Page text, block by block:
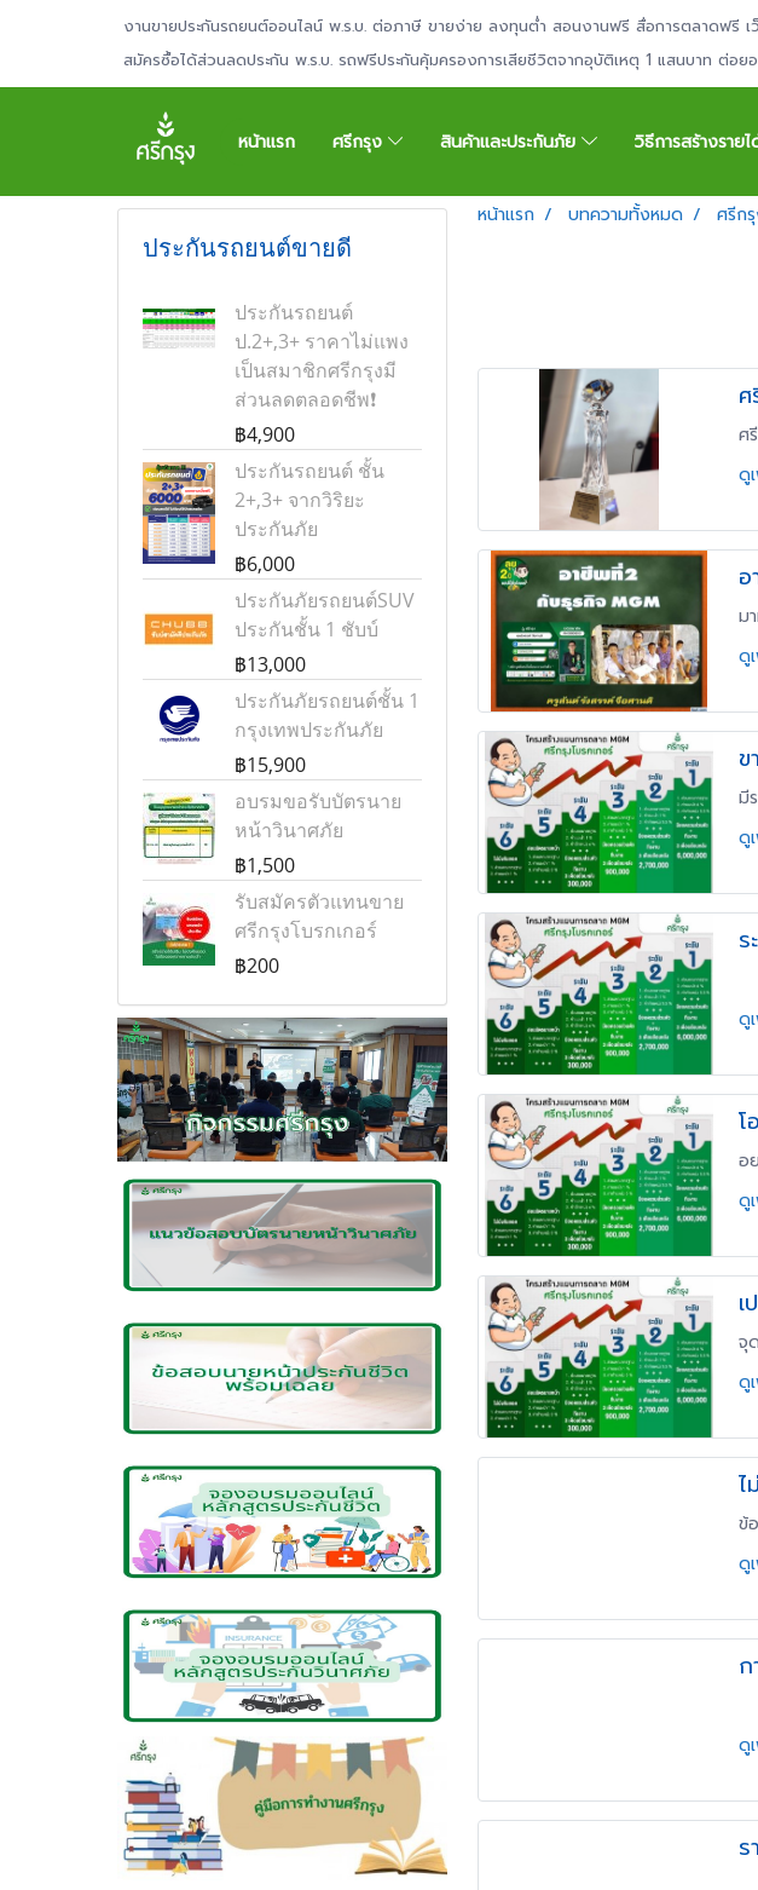
งานขายประกันรถยนต์ออนไลน์ พ.ร.บ. ต่อภาษี ขายง่าย ลงทุนต่ำ สอนงานฟรี สื่อการตลาดฟรี เ
สมัครซื้อได้ส่วนลดประกัน พ.ร.บ. รถฟรีประกันคุ้มครองการเสียชีวิตจากอุบัติเหตุ 1 แสนบาท ต่อย
หน้าแรก ศรีกรุง สินค้าและประกันภัย วิธีการสร้างราย
หน้าแรก บทความทั้งหมด ศรีก
จ
ศ
ดู
ม
ดู
ข
ก
มี
จ
ดู
ร
ดู
โ
แ
อ
ต
ดู
เ
ข้
จุ
ดู
ไ
เ
ข้
ดู
ดู
ประกันรถยนต์ขายดี
ประกันรถยนต์
ป.2+,3+ ราคาไม่แพง
เป็นสมาชิกศรีกรุงมี
ส่วนลดตลอดชีพ❗
฿4,900
ประกันรถยนต์ ชั้น
2+,3+ จากวิริยะ
ประกันภัย
฿6,000
ประกันภัยรถยนต์SUV
ประกันชั้น 1 ชับบ์
฿13,000
ประกันภัยรถยนต์ชั้น 1
กรุงเทพประกันภัย
฿15,900
อบรมขอรับบัตรนาย
หน้าวินาศภัย
฿1,500
รับสมัครตัวแทนขาย
ศรีกรุงโบรกเกอร์
฿200